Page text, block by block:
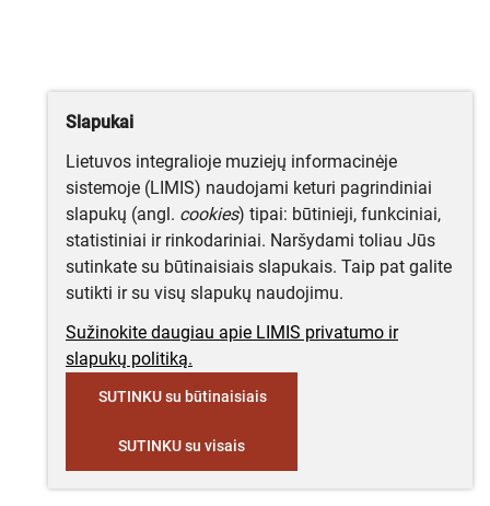
Slapukai
Lietuvos integralioje muziejų informacinėje
sistemoje (LIMIS) naudojami keturi pagrindiniai
slapukų (angl. cookies) tipai: būtinieji, funkciniai,
statistiniai ir rinkodariniai. Naršydami toliau Jūs
sutinkate su būtinaisiais slapukais. Taip pat galite
sutikti ir su visų slapukų naudojimu.
Sužinokite daugiau apie LIMIS privatumo ir
slapukų politiką.
SUTINKU su būtinaisiais
SUTINKU su visais